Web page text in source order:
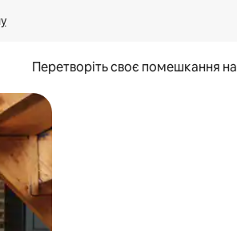
Перетворіть своє помешкання